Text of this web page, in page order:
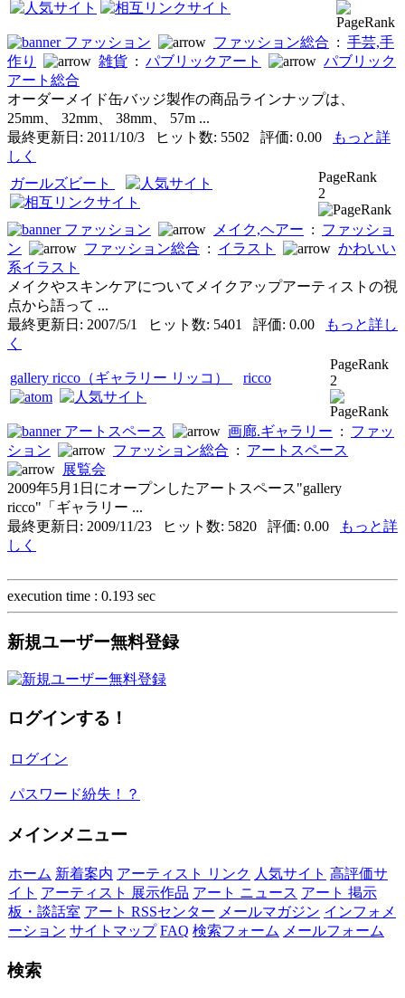
ファッション ファッション総合 : 手芸,手
作り
雑貨 : パブリックアート
パブリック
アート総合
オーダーメイド缶バッジ製作の商品ラインナップは、
25mm、 32mm、 38mm、 57m ...
最終更新日: 2011/10/3 ヒット数: 5502 評価: 0.00
もっと詳
しく
ガールズビート
PageRank
2
ファッション メイク,ヘアー : ファッショ
ン
ファッション総合 : イラスト
かわいい
系イラスト
メイクやスキンケアについてメイクアップアーティストの視
点から語って ...
最終更新日: 2007/5/1 ヒット数: 5401 評価: 0.00
もっと詳し
く
gallery ricco（ギャラリー リッコ） ricco
PageRank
2
アートスペース 画廊.ギャラリー : ファッ
ション
ファッション総合 : アートスペース
展覧会
2009年5月1日にオープンしたアートスペース"gallery
ricco"「ギャラリー ...
最終更新日: 2009/11/23 ヒット数: 5820 評価: 0.00
もっと詳
しく
execution time : 0.193 sec
新規ユーザー無料登録
ログインする！
ログイン
パスワード紛失！？
メインメニュー
ホーム 新着案内 アーティスト リンク 人気サイト 高評価サ
イト アーティスト 展示作品 アート ニュース アート 掲示
板・談話室 アート RSSセンター メールマガジン インフォメ
ーション サイトマップ FAQ 検索フォーム メールフォーム
検索